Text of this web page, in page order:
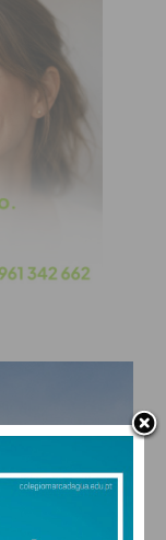
few clouds
vento: 3m/s O
MAX 25 • MIN 24